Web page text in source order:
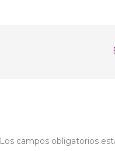
Los campos obligatorios